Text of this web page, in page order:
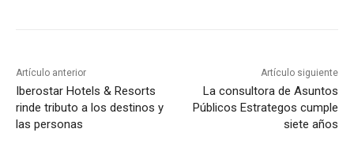
Artículo anterior
Iberostar Hotels & Resorts
rinde tributo a los destinos y
las personas
Artículo siguiente
La consultora de Asuntos
Públicos Estrategos cumple
siete años